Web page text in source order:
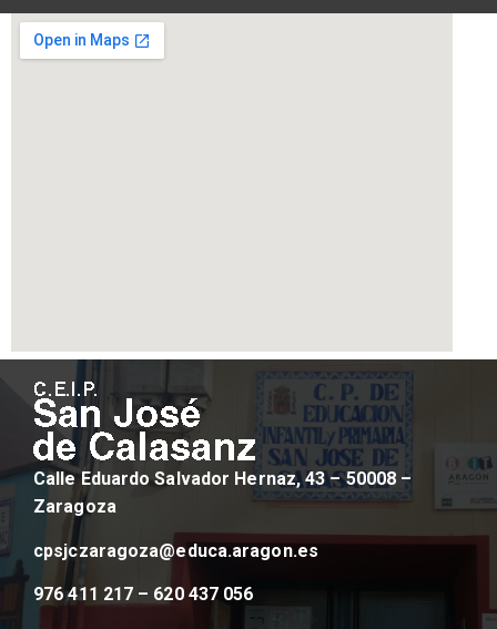
Calle Eduardo Salvador Hernaz, 43 – 50008 –
Zaragoza
cpsjczaragoza@educa.aragon.es
976 411 217 – 620 437 056